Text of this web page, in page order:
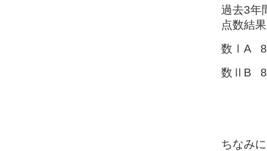
過去3年
点数結
数ⅠA
数ⅡB
ちなみ